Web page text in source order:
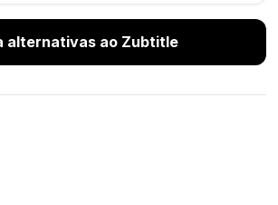
alternativas ao Zubtitle